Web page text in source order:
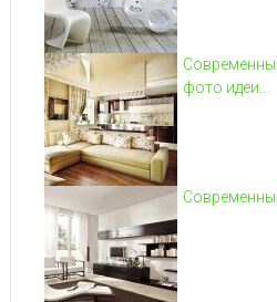
фото идеи...